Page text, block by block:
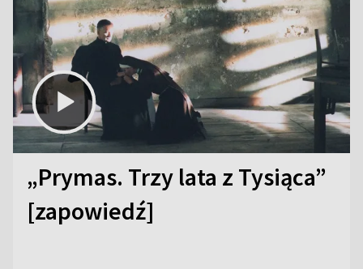
„Prymas. Trzy lata z Tysiąca”
[zapowiedź]